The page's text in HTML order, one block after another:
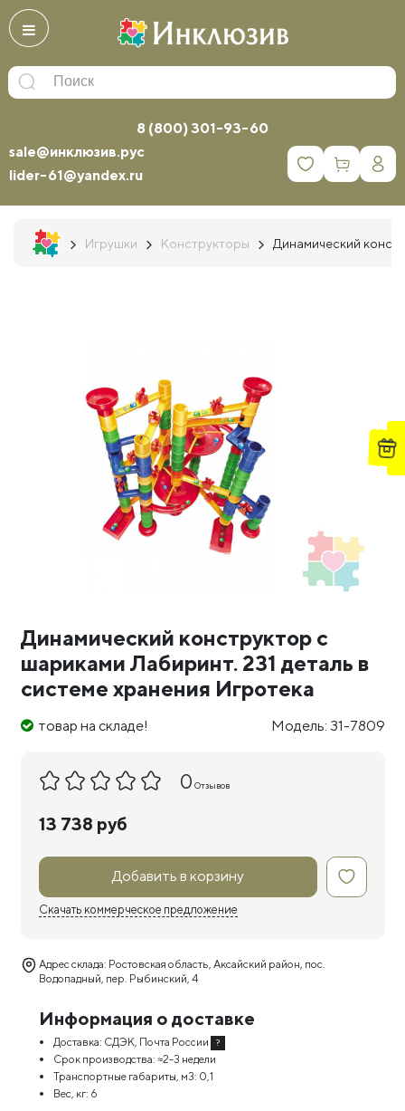
8 (800) 301-93-60
sale@инклюзив.рус
lider-61@yandex.ru
0
Игрушки Конструкторы Динамический
Динамический конструктор с
шариками Лабиринт. 231 деталь в
системе хранения Игротека
товар на складе! Модель: 31-7809
0 Отзывов
13 738 руб
Добавить в корзину
Скачать коммерческое предложение
Адрес склада: Ростовская область, Аксайский район, пос.
Водопадный, пер. Рыбинский, 4
Информация о доставке
Доставка: СДЭК, Почта России ?
Срок производства: ≈2-3 недели
Транспортные габариты, м3: 0,1
Вес, кг: 6